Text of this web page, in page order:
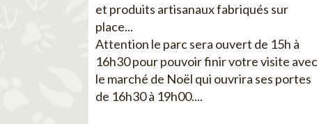
et produits artisanaux fabriqués sur
place...
Attention le parc sera ouvert de 15h à
16h30 pour pouvoir finir votre visite avec
le marché de Noël qui ouvrira ses portes
de 16h30 à 19h00....